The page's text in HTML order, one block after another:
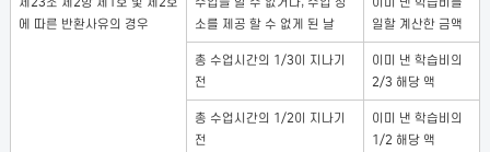
에 따른 반환사유의 경우
소를 제공 할 수 없게 된 날
일할 계산한 금액
총 수업시간의 1/3이 지나기
전
이미 낸 학습비의
2/3 해당 액
총 수업시간의 1/2이 지나기
전
이미 낸 학습비의
1/2 해당 액